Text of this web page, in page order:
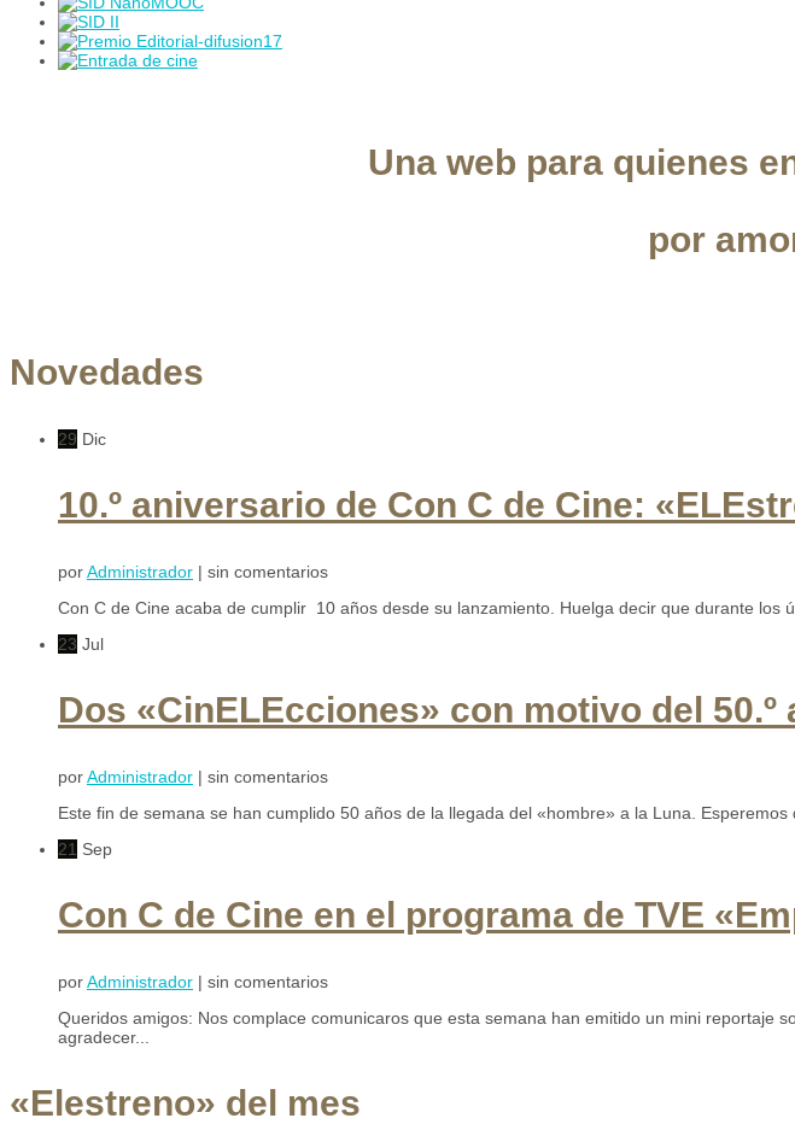
Una web para quienes
por
Novedades
29 Dic
10.º aniversario de Con C de Cine:
porAdministrador | sin comentarios
Con C de Cine acaba de cumplir 10 años desde su lanzamiento. Huelga decir que durante los
23 Jul
Dos «CinELEcciones» con motivo del
porAdministrador | sin comentarios
Este fin de semana se han cumplido 50 años de la llegada del «hombre» a la Luna.
21 Sep
Con C de Cine en el programa de TVE
porAdministrador | sin comentarios
Queridos amigos: Nos complace comunicaros que esta semana han emitido un mini reportaje
agradecer...
«Elestreno» del mes